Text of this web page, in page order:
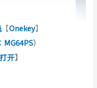
【Onekey】
MG64PS）
开】